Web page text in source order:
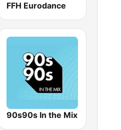
FFH Eurodance
90s90s In the Mix